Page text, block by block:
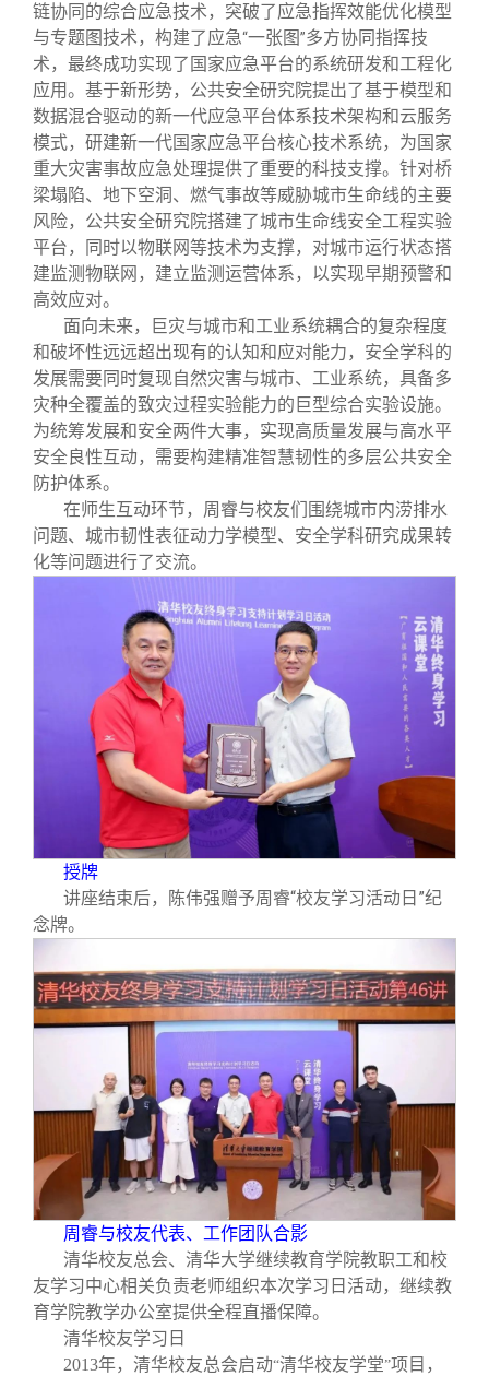
链协同的综合应急技术，突破了应急指挥效能优化模型
与专题图技术，构建了应急“一张图”多方协同指挥技
术，最终成功实现了国家应急平台的系统研发和工程化
应用。基于新形势，公共安全研究院提出了基于模型和
数据混合驱动的新一代应急平台体系技术架构和云服务
模式，研建新一代国家应急平台核心技术系统，为国家
重大灾害事故应急处理提供了重要的科技支撑。针对桥
梁塌陷、地下空洞、燃气事故等威胁城市生命线的主要
风险，公共安全研究院搭建了城市生命线安全工程实验
平台，同时以物联网等技术为支撑，对城市运行状态搭
建监测物联网，建立监测运营体系，以实现早期预警和
高效应对。
面向未来，巨灾与城市和工业系统耦合的复杂程度
和破坏性远远超出现有的认知和应对能力，安全学科的
发展需要同时复现自然灾害与城市、工业系统，具备多
灾种全覆盖的致灾过程实验能力的巨型综合实验设施。
为统筹发展和安全两件大事，实现高质量发展与高水平
安全良性互动，需要构建精准智慧韧性的多层公共安全
防护体系。
在师生互动环节，周睿与校友们围绕城市内涝排水
问题、城市韧性表征动力学模型、安全学科研究成果转
化等问题进行了交流。
授牌
讲座结束后，陈伟强赠予周睿“校友学习活动日”纪
念牌。
周睿与校友代表、工作团队合影
清华校友总会、清华大学继续教育学院教职工和校
友学习中心相关负责老师组织本次学习日活动，继续教
育学院教学办公室提供全程直播保障。
清华校友学习日
2013年，清华校友总会启动“清华校友学堂”项目，